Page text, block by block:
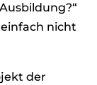
nicht
der